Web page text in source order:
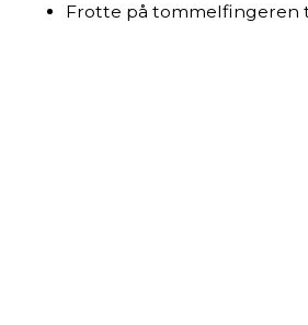
Frotte på tommelfingeren